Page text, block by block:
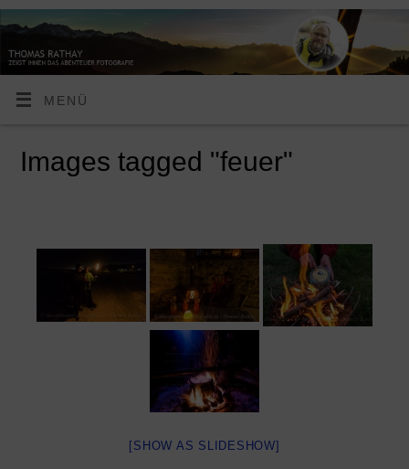
MENÜ
Images tagged "feuer"
[SHOW AS SLIDESHOW]